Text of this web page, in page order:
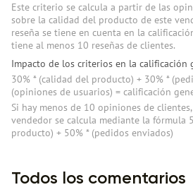
Este criterio se calcula a partir de las
sobre la calidad del producto de este
reseña se tiene en cuenta en la
tiene al menos 10 reseñas de clientes.
Impacto de los criterios en la calificación
30% * (сalidad del producto) + 30% *
(opiniones de usuarios) = calificación
Si hay menos de 10 opiniones de
vendedor se calcula mediante la fórmula
producto) + 50% * (pedidos enviados)
Todos los comentarios